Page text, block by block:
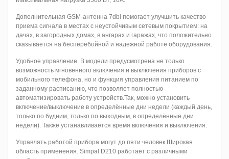
Дополнительная GSM-антенна 7dbi помогает улучшить качество
приема сигнала в местах с неустойчивым сетевым покрытием: на
дачах, в загородных домах, в ангарах и гаражах, что положительно
сказывается на бесперебойной и надежной работе оборудования.
Удобное управление. В модели предусмотрена не только
возможность мгновенного включения и выключения приборов с
мобильного телефона, но и функция управления питанием по
заданному расписанию, что позволяет полностью
автоматизировать работу устройств.Так, можно установить
включение/выключение в определённые дни недели (каждый день,
только по будним, только по выходным, в определённые дни
недели). Также устанавливается время включения и выключения.
Управлять работой прибора могут до пяти человек.Широкая
область применения. Simpal D210 работает с различными